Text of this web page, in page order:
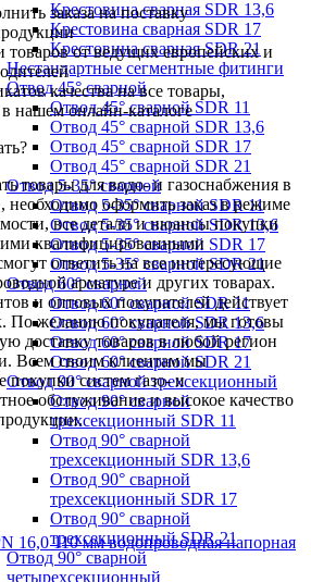
Крестовина сварная SDR 13,6
Крестовина сварная SDR 17
Крестовина сварная SDR 21
Нестандартные сегментные фитинги
Отвод 45° сварной
Отвод 45° сварной SDR 11
Отвод 45° сварной SDR 13,6
Отвод 45° сварной SDR 17
Отвод 45° сварной SDR 21
Отвод 5-35° сварной
Отвод 5-35° сварной SDR 11
Отвод 5-35° сварной SDR 13,6
Отвод 5-35° сварной SDR 17
Отвод 5-35° сварной SDR 21
Отвод 60° сварной
Отвод 60° сварной SDR 11
Отвод 60° сварной SDR 13,6
Отвод 60° сварной SDR 17
Отвод 60° сварной SDR 21
Отвод 90° сварной трехсекционный
Отвод 90° сварной
трехсекционный SDR 11
Отвод 90° сварной
трехсекционный SDR 13,6
Отвод 90° сварной
трехсекционный SDR 17
Отвод 90° сварной
трехсекционный SDR 21
Отвод 90° сварной
четырехсекционный
заказа на поставку
товаров от ведущих европейских и
качества на все товары,
нашем онлайн-каталоге
товары для водо- и газоснабжения в
оформить заказ в режиме
все детали и нюансы покупки
квалифицированными
ответить на все интересующие
арматуре и других товарах.
и оптовых покупателей действует
По желанию покупателя, мы готовы
доставку товаров в любой регион
Всем своим клиентам мы
покупки систем газо- и
обслуживание и высокое качество
16,0 110 мм водопроводная напорная